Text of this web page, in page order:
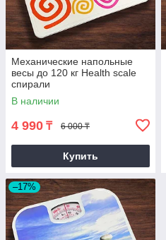
Механические напольные
весы до 120 кг Health scale
спирали
В наличии
4 990 ₸ 6 000 ₸
Купить
–17%